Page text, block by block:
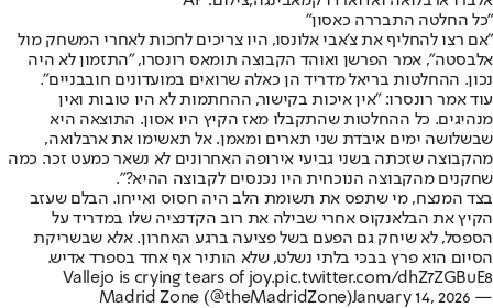
"כל החלטה התבררה כאסון"
"אם רצו להחליף את צ'אבי אלונסו, היו צריכים לחכות לאחרי המשחק מול
אלבסטה", אמר הפרשן ואוהד הקבוצה תומאס רונסרו, "התזמון לא היה
נכון. ההחלטות בריאל מדריד הן כאלה שרואים במועדונים חובבניים".
עוד אמר רונסרו: "אין איכות בקישור, ההחתמות לא היו טובות ואין
מנהיגים. כל ההחלטות שהתקבלו מאז הקיץ היו אסון. התוצאה היא
שבשלושה ימים איבדת שני תארים ומאמן. אל תאשימו את ארבלואה,
מהקבוצה שזכתה בשני גביעי אירופה האחרונים לא נשאר כמעט זכר. כמה
שחקנים מהקבוצה הנוכחית היו נכנסים לקבוצה ההיא?".
בצד המנצח, מי שתפס את תשומת הלב היה חסוס ואייחו. הבלם שעזב
הקיץ את הבלאנקוס אחרי שבילה את רוב הקדנציה שלו במדריד על
הספסל, לא שיחק גם הפעם בשל פציעה ברגע האחרון. אלא שבשריקת
הסיום הוא פרץ בבכי בלתי נשלט, שלא הותיר אף אחד בספרד אדיש.
Vallejo is crying tears of joy.pic.twitter.com/dhZ7ZGBuE8
— Madrid Zone (@theMadridZone)
January 14, 2026